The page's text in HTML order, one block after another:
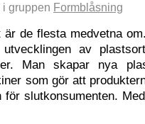
gruppen Formblåsning
de flesta medvetna
av
Man skapar nya
som gör att
slutkonsumenten.